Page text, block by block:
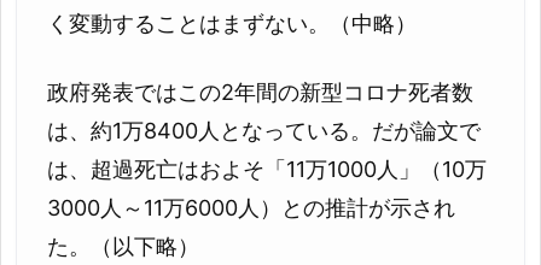
く変動することはまずない。（中略）
政府発表ではこの2年間の新型コロナ死者数
は、約1万8400人となっている。だが論文で
は、超過死亡はおよそ「11万1000人」（10万
3000人～11万6000人）との推計が示され
た。（以下略）